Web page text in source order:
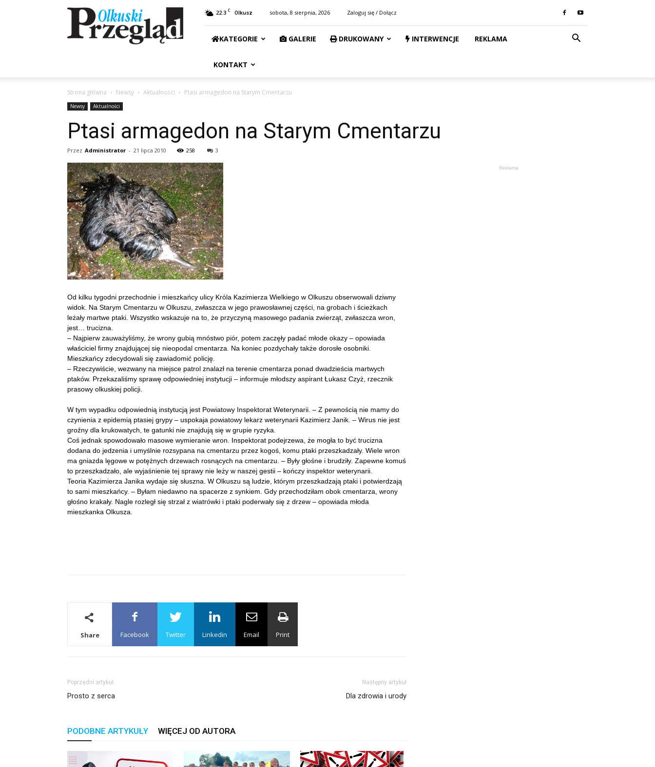
Przegląd
Olkuski
22.3 C Olkusz sobota, 8 sierpnia, 2026 Zaloguj się / Dołącz
KATEGORIE GALERIE DRUKOWANY INTERWENCJE REKLAMA
KONTAKT
Strona główna Newsy Aktualności Ptasi armagedon na Starym Cmentarzu
Newsy Aktualności
Ptasi armagedon na Starym Cmentarzu
Przez Administrator - 21 lipca 2010 258 3
Od kilku tygodni przechodnie i mieszkańcy ulicy Króla Kazimierza Wielkiego w Olkuszu obserwowali dziwny
widok. Na Starym Cmentarzu w Olkuszu, zwłaszcza w jego prawosławnej części, na grobach i ścieżkach
leżały martwe ptaki. Wszystko wskazuje na to, że przyczyną masowego padania zwierząt, zwłaszcza wron,
jest… trucizna.
– Najpierw zauważyliśmy, że wrony gubią mnóstwo piór, potem zaczęły padać młode okazy – opowiada
właściciel firmy znajdującej się nieopodal cmentarza. Na koniec pozdychały także dorosłe osobniki.
Mieszkańcy zdecydowali się zawiadomić policję.
– Rzeczywiście, wezwany na miejsce patrol znalazł na terenie cmentarza ponad dwadzieścia martwych
ptaków. Przekazaliśmy sprawę odpowiedniej instytucji – informuje młodszy aspirant Łukasz Czyż, rzecznik
prasowy olkuskiej policji.
W tym wypadku odpowiednią instytucją jest Powiatowy Inspektorat Weterynarii. – Z pewnością nie mamy do
czynienia z epidemią ptasiej grypy – uspokaja powiatowy lekarz weterynarii Kazimierz Janik. – Wirus nie jest
groźny dla krukowatych, te gatunki nie znajdują się w grupie ryzyka.
Coś jednak spowodowało masowe wymieranie wron. Inspektorat podejrzewa, że mogła to być trucizna
dodana do jedzenia i umyślnie rozsypana na cmentarzu przez kogoś, komu ptaki przeszkadzały. Wiele wron
ma gniazda lęgowe w potężnych drzewach rosnących na cmentarzu. – Były głośne i brudziły. Zapewne komuś
to przeszkadzało, ale wyjaśnienie tej sprawy nie leży w naszej gestii – kończy inspektor weterynarii.
Teoria Kazimierza Janika wydaje się słuszna. W Olkuszu są ludzie, którym przeszkadzają ptaki i potwierdzają
to sami mieszkańcy. – Byłam niedawno na spacerze z synkiem. Gdy przechodziłam obok cmentarza, wrony
głośno krakały. Nagle rozległ się strzał z wiatrówki i ptaki poderwały się z drzew – opowiada młoda
mieszkanka Olkusza.
Share Facebook Twitter Linkedin Email Print
Poprzedni artykuł
Prosto z serca
Następny artykuł
Dla zdrowia i urody
PODOBNE ARTYKUŁY WIĘCEJ OD AUTORA
Reklama